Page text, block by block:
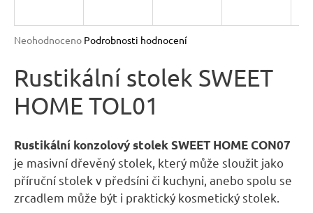
Průměrné
produktu
je
0,0
z
hvězdiček.
Neohodnoceno Podrobnosti hodnocení
Rustikální stolek SWEET
HOME TOL01
Rustikální konzolový stolek SWEET HOMECON07
je masivní dřevěný stolek, který může sloužit jako
příruční stolek v předsíni či kuchyni, anebo spolu se
zrcadlem může být i praktický kosmetický stolek.
A
a
í
t
?
HLEDAT